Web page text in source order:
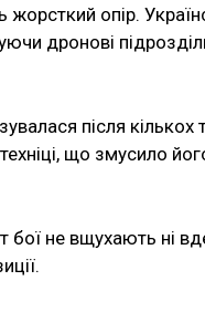
жорсткий опір.
дронові
після кількох
що змусило
не вщухають ні